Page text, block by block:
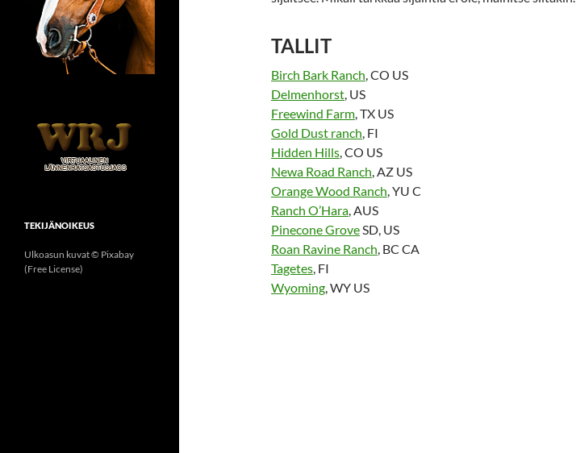
TALLIT
Birch Bark Ranch, CO US
Delmenhorst, US
Freewind Farm, TX US
Gold Dust ranch, FI
Hidden Hills, CO US
Newa Road Ranch, AZ US
Orange Wood Ranch, YU C
Ranch O’Hara, AUS
Pinecone GroveSD, US
Roan Ravine Ranch, BC CA
Tagetes, FI
Wyoming, WY US
TEKIJÄNOIKEUS
Ulkoasun kuvat © Pixabay
(Free License)